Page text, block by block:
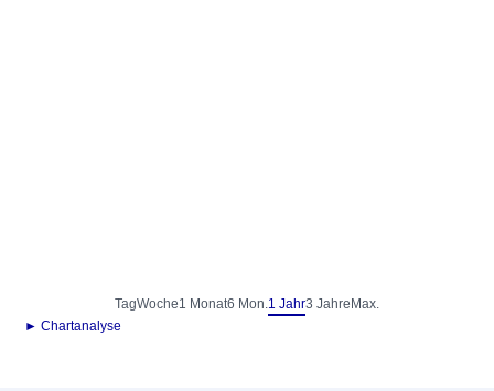
TagWoche1 Monat6 Mon.1 Jahr3 Jahre Max.
► Chartanalyse